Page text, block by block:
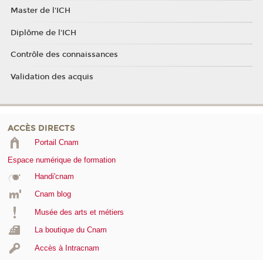
Master de l'ICH
Diplôme de l'ICH
Contrôle des connaissances
Validation des acquis
ACCÈS DIRECTS
Portail Cnam
Espace numérique de formation
Handi'cnam
Cnam blog
Musée des arts et métiers
La boutique du Cnam
Accès à Intracnam